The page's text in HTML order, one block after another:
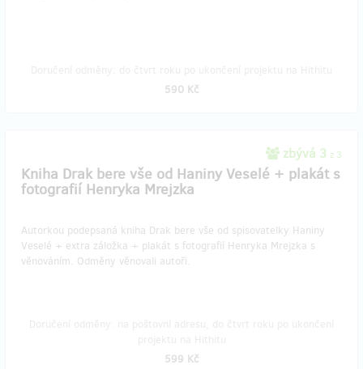
590 Kč
zbývá 3 z 3
Kniha Drak bere vše od Haniny Veselé + plakát s
fotografií Henryka Mrejzka
Autorkou podepsaná kniha Drak bere vše od spisovatelky Haniny
Veselé + extra záložka + plakát s fotografií Henryka Mrejzka s
věnováním. Odměny věnovali autoři.
599 Kč